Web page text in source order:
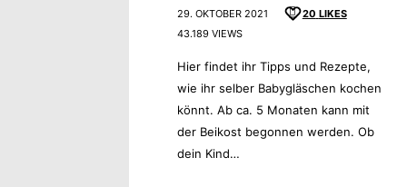
29. OKTOBER 2021 20 LIKES
43.189 VIEWS
Hier findet ihr Tipps und Rezepte,
wie ihr selber Babygläschen kochen
könnt. Ab ca. 5 Monaten kann mit
der Beikost begonnen werden. Ob
dein Kind…